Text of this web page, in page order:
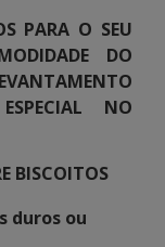
PARA O SEU
DO
NO
BISCOITOS
duros ou